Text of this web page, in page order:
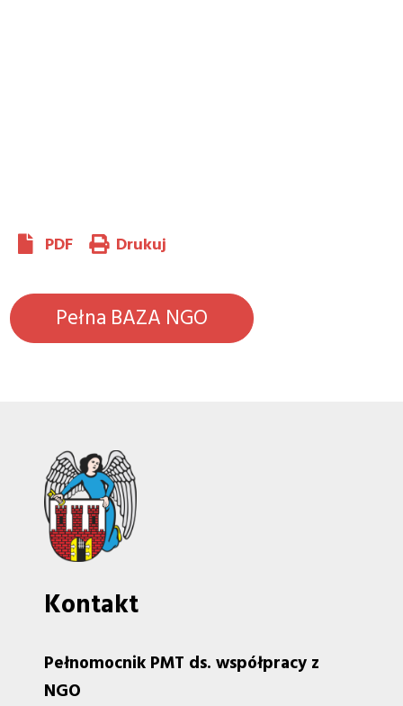
PDF Drukuj
Pełna BAZA NGO
Kontakt
Pełnomocnik PMT ds. współpracy z
NGO